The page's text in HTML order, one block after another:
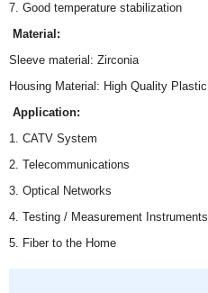
7. Good temperature stabilization
Material:
Sleeve material: Zirconia
Housing Material: High Quality Plastic
Application:
1. CATV System
2. Telecommunications
3. Optical Networks
4. Testing / Measurement Instruments
5. Fiber to the Home